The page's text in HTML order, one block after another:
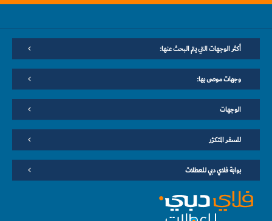
أكثر الوجهات التي يتم البحث عنها:
وجهات موصى بها:
الوجهات
للسفر المتكرّر
بوابة فلاي دبي للعطلات